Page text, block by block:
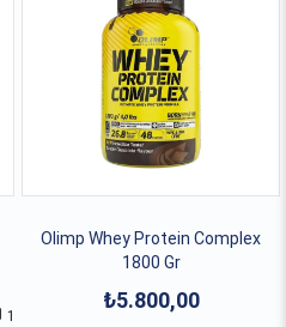
1
Olimp Whey Protein Complex
1800 Gr
₺5.800,00